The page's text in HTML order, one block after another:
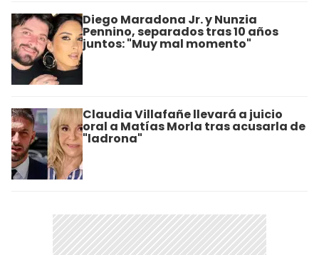
Diego Maradona Jr. y Nunzia
Pennino, separados tras 10 años
juntos: "Muy mal momento"
Claudia Villafañe llevará a juicio
oral a Matías Morla tras acusarla de
"ladrona"